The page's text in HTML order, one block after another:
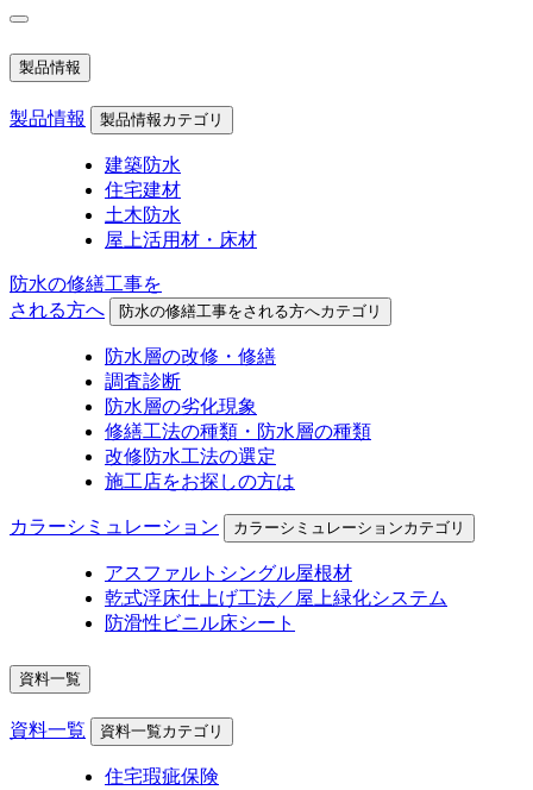
製品情報
製品情報 製品情報カテゴリ
建築防水
住宅建材
土木防水
屋上活用材・床材
防水の修繕工事を
される方へ
防水の修繕工事をされる方へカテゴリ
防水層の改修・修繕
調査診断
防水層の劣化現象
修繕工法の種類・防水層の種類
改修防水工法の選定
施工店をお探しの方は
カラーシミュレーション カラーシミュレーションカテゴリ
アスファルトシングル屋根材
乾式浮床仕上げ工法／屋上緑化システム
防滑性ビニル床シート
資料一覧
資料一覧 資料一覧カテゴリ
住宅瑕疵保険